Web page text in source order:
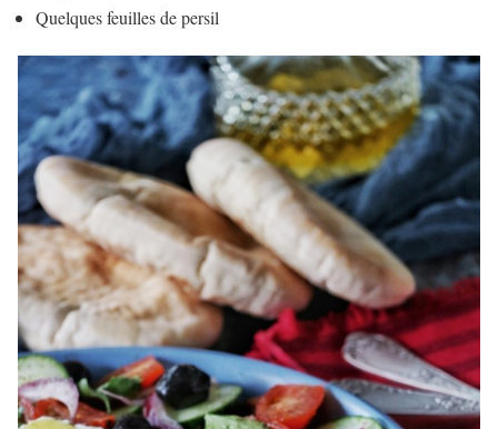
Quelques feuilles de persil